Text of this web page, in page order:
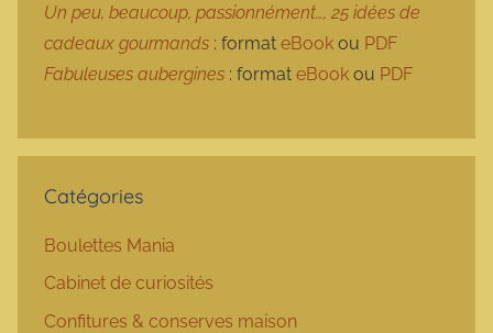
Un peu, beaucoup, passionnément…, 25 idées de
cadeaux gourmands : format eBook ou PDF
Fabuleuses aubergines : format eBook ou PDF
Catégories
Boulettes Mania
Cabinet de curiosités
Confitures & conserves maison